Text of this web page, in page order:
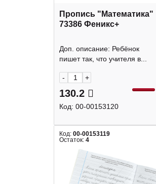
Пропись "Математика"
73386 Феникс+
Доп. описание: Ребёнок
пишет так, что учителя в...
- +
130.2
Код: 00-00153120
Код: 00-00153119
Остаток: 4